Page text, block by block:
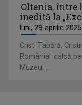
ANDRA SOCEANU
Prezentatoare a
Oltenia, între
inedită la
luni, 28 aprilie 2025
Cristi Tabără,
România” calcă
Muzeul ...